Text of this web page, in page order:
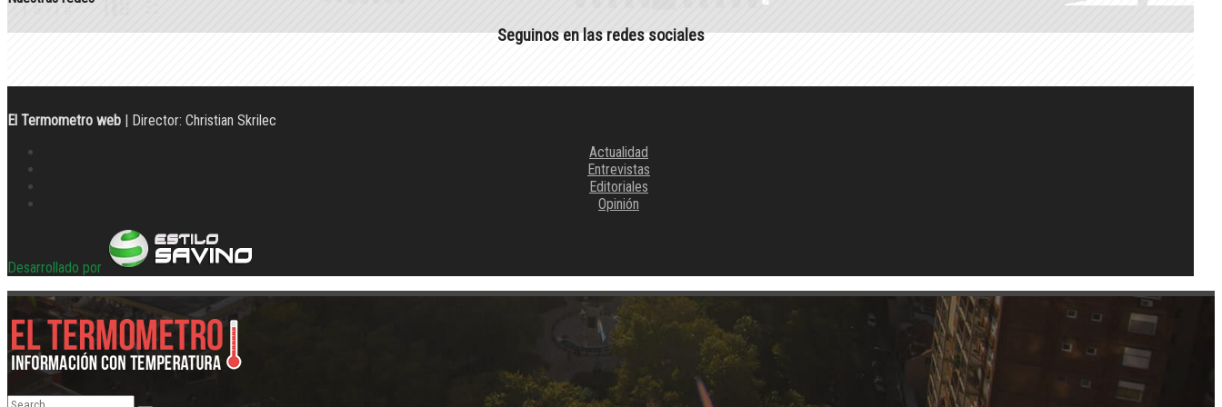
Seguinos en las redes sociales
El Termometro web | Director: Christian Skrilec
Actualidad
Entrevistas
Editoriales
Opinión
Desarrollado por